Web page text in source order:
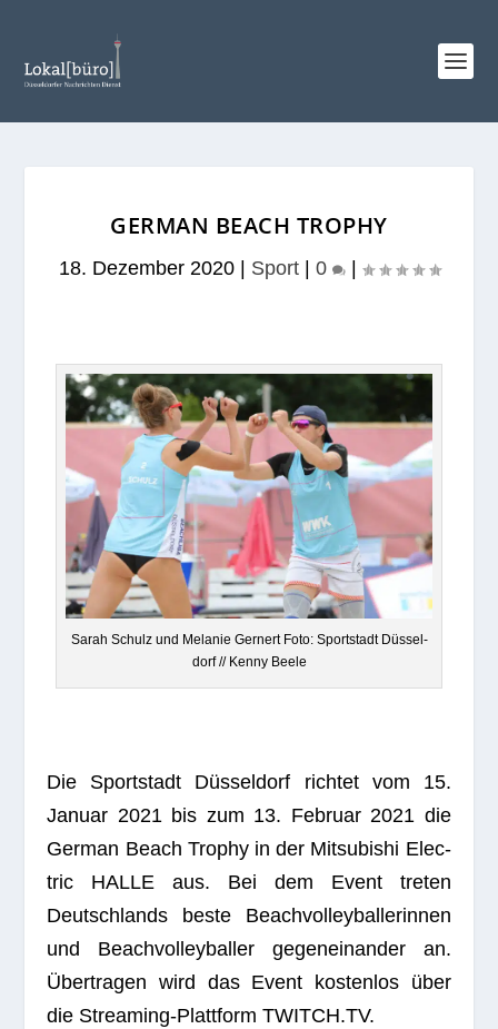
GERMAN BEACH TROPHY
18. Dezember 2020| Sport| 0 |
Sarah Schulz und Mela­nie Gern­ert Foto: Sport­stadt Düs­sel­
dorf // Kenny Beele
Die Sport­stadt Düs­sel­dorf rich­tet vom 15.
Januar 2021 bis zum 13. Februar 2021 die
Ger­man Beach Tro­phyin der Mitsu­bi­shi Elec­
tric HALLE aus. Bei dem Event tre­ten
Deutsch­lands beste Beach­vol­ley­bal­le­rin­nen
und Beach­vol­ley­bal­ler gegen­ein­an­der an.
Über­tra­gen wird das Event kos­ten­los über
die Strea­ming-Platt­formTWITCH.TV.